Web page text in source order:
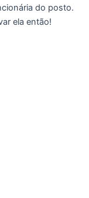
do posto.
ela então!